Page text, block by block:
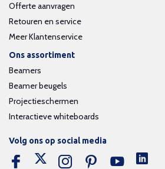
Offerte aanvragen
Retouren en service
Meer Klantenservice
Ons assortiment
Beamers
Beamer beugels
Projectieschermen
Interactieve whiteboards
Volg ons op social media